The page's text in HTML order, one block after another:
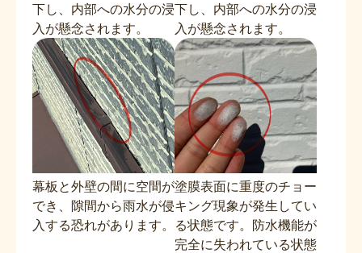
下し、内部への水分の浸
入が懸念されます。
下し、内部への水分の浸
入が懸念されます。
幕板と外壁の間に空間が
でき、隙間から雨水が侵
入する恐れがあります。
塗膜表面に重度のチョー
キング現象が発生してい
る状態です。防水機能が
完全に失われている状態